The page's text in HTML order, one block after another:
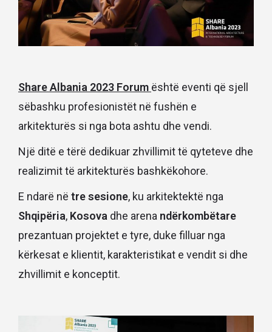
Share Albania 2023 Forum është eventi që sjell
sëbashku profesionistët në fushën e
arkitekturës si nga bota ashtu dhe vendi.
Një ditë e tërë dedikuar zhvillimit të qyteteve dhe
realizimit të arkitekturës bashkëkohore.
E ndarë në tre sesione, ku arkitektektë nga
Shqipëria, Kosova dhe arena ndërkombëtare
prezantuan projektet e tyre, duke filluar nga
kërkesat e klientit, karakteristikat e vendit si dhe
zhvillimit e konceptit.